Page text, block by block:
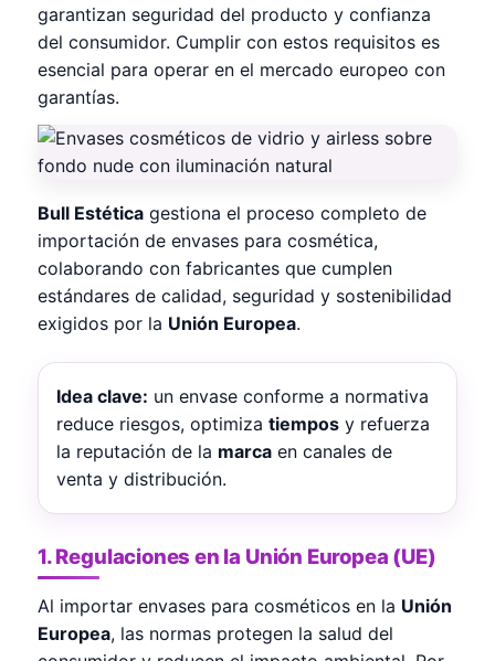
garantizan seguridad del producto y confianza
del consumidor. Cumplir con estos requisitos es
esencial para operar en el mercado europeo con
garantías.
Bull Estética gestiona el proceso completo de
importación de envases para cosmética,
colaborando con fabricantes que cumplen
estándares de calidad, seguridad y sostenibilidad
exigidos por la Unión Europea.
Idea clave: un envase conforme a normativa
reduce riesgos, optimiza tiempos y refuerza
la reputación de la marca en canales de
venta y distribución.
1. Regulaciones en la Unión Europea (UE)
Al importar envases para cosméticos en la Unión
Europea, las normas protegen la salud del